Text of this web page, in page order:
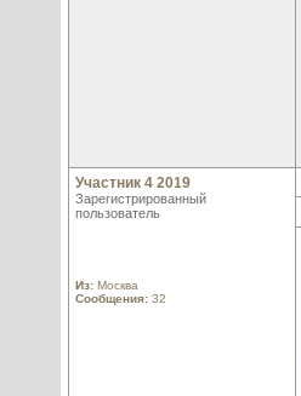
Участник 4 2019
Зарегистрированный
пользователь
Из: Москва
Сообщения: 32